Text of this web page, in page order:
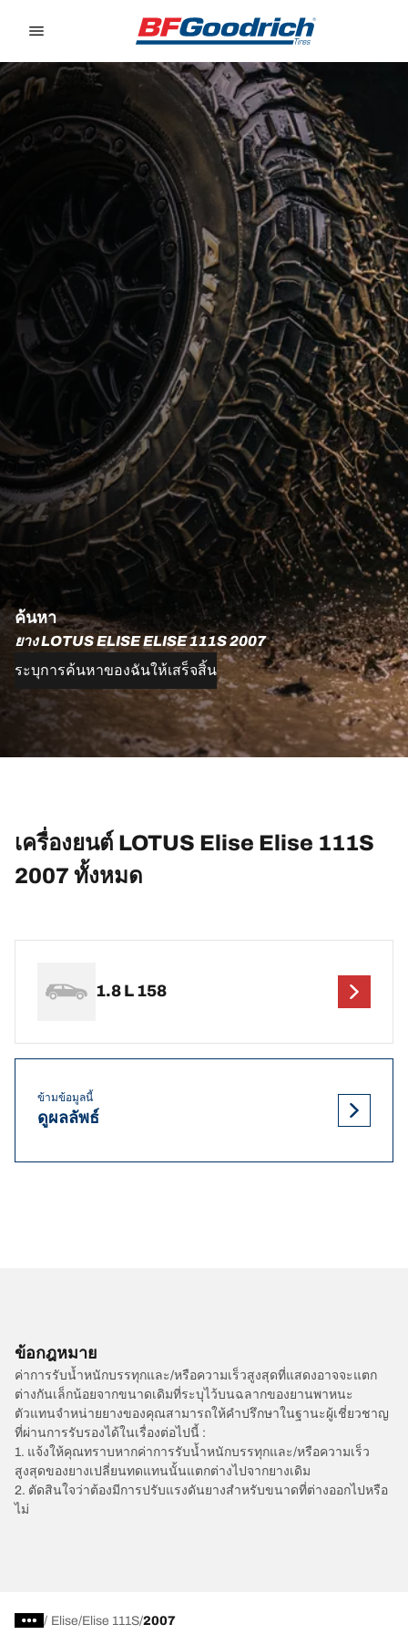
ค้นหา
ยาง LOTUS ELISE ELISE 111S 2007
ระบุการค้นหาของฉันให้เสร็จสิ้น
เครื่องยนต์ LOTUS Elise Elise 111S
2007 ทั้งหมด
1.8 L 158
ข้ามข้อมูลนี้
ดูผลลัพธ์
ข้อกฎหมาย
ค่าการรับน้ำหนักบรรทุกและ/หรือความเร็วสูงสุดที่แสดงอาจจะแตก
ต่างกันเล็กน้อยจากขนาดเดิมที่ระบุไว้บนฉลากของยานพาหนะ
ตัวแทนจำหน่ายยางของคุณสามารถให้คำปรึกษาในฐานะผู้เชี่ยวชาญ
ที่ผ่านการรับรองได้ในเรื่องต่อไปนี้ :
1. แจ้งให้คุณทราบหากค่าการรับน้ำหนักบรรทุกและ/หรือความเร็ว
สูงสุดของยางเปลี่ยนทดแทนนั้นแตกต่างไปจากยางเดิม
2. ตัดสินใจว่าต้องมีการปรับแรงดันยางสำหรับขนาดที่ต่างออกไปหรือ
ไม่
/ Elise Elise 111S 2007